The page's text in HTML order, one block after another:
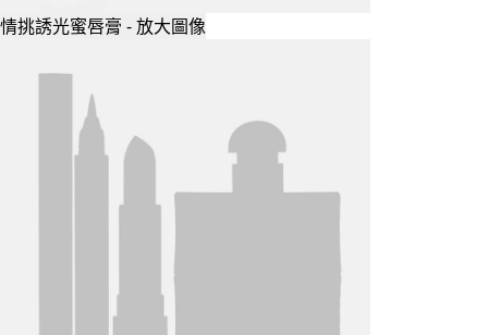
情挑誘光蜜唇膏 - 放大圖像